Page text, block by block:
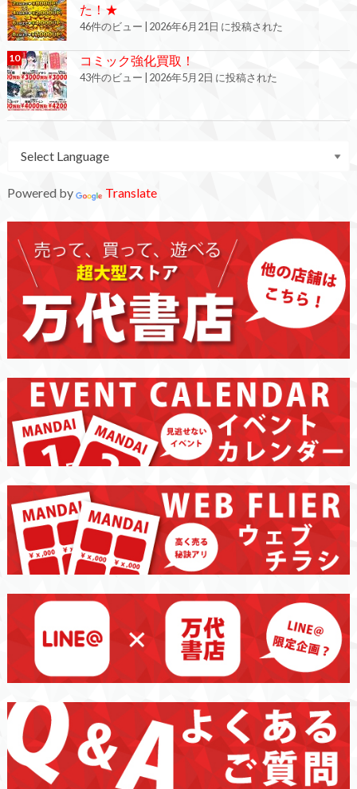
た！★
46件のビュー | 2026年6月21日 に投稿された
コミック強化買取！
43件のビュー | 2026年5月2日 に投稿された
Powered by Translate